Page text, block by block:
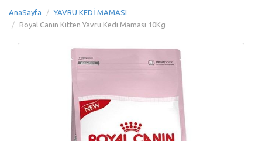
AnaSayfa
YAVRU KEDİ MAMASI
Royal Canin Kitten Yavru Kedi Maması 10Kg